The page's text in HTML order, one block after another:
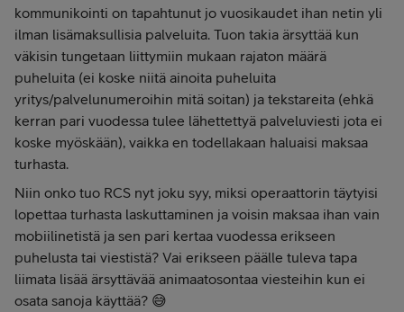
kommunikointi on tapahtunut jo vuosikaudet ihan netin yli
ilman lisämaksullisia palveluita. Tuon takia ärsyttää kun
väkisin tungetaan liittymiin mukaan rajaton määrä
puheluita (ei koske niitä ainoita puheluita
yritys/palvelunumeroihin mitä soitan) ja tekstareita (ehkä
kerran pari vuodessa tulee lähettettyä palveluviesti jota ei
koske myöskään), vaikka en todellakaan haluaisi maksaa
turhasta.
Niin onko tuo RCS nyt joku syy, miksi operaattorin täytyisi
lopettaa turhasta laskuttaminen ja voisin maksaa ihan vain
mobiilinetistä ja sen pari kertaa vuodessa erikseen
puhelusta tai viestistä? Vai erikseen päälle tuleva tapa
liimata lisää ärsyttävää animaatosontaa viesteihin kun ei
osata sanoja käyttää? 😅